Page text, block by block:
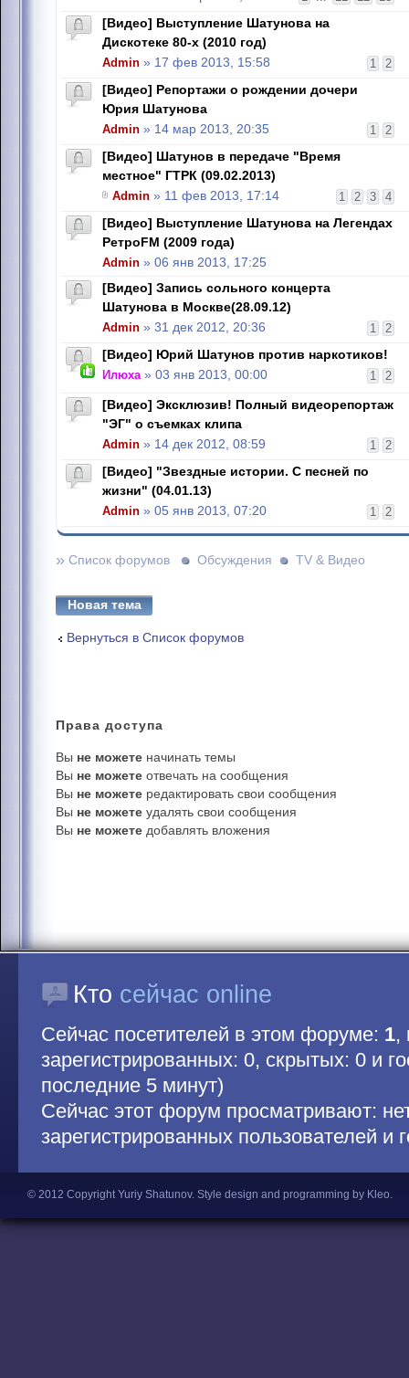
[Видео] Выступление Шатунова на
Дискотеке 80-х (2010 год)
1 2
Admin » 17 фев 2013, 15:58
[Видео] Репортажи о рождении дочери
Юрия Шатунова
1 2
Admin » 14 мар 2013, 20:35
[Видео] Шатунов в передаче "Время
местное" ГТРК (09.02.2013)
1 2 3 4
Admin » 11 фев 2013, 17:14
[Видео] Выступление Шатунова на Легендах
РетроFM (2009 года)
Admin » 06 янв 2013, 17:25
[Видео] Запись сольного концерта
Шатунова в Москве(28.09.12)
1 2
Admin » 31 дек 2012, 20:36
[Видео] Юрий Шатунов против наркотиков!
1 2
Илюха» 03 янв 2013, 00:00
[Видео] Эксклюзив! Полный видеорепортаж
"ЭГ" о съемках клипа
1 2
Admin » 14 дек 2012, 08:59
[Видео] "Звездные истории. С песней по
жизни" (04.01.13)
1 2
Admin » 05 янв 2013, 07:20
» Список форумов Обсуждения TV & Видео
Новая тема
Вернуться в Список форумов
Права доступа
Вы не можете начинать темы
Вы не можете отвечать на сообщения
Вы не можете редактировать свои сообщения
Вы не можете удалять свои сообщения
Вы не можете добавлять вложения
Кто сейчас online
Сейчас посетителей в этом форуме: 1,
зарегистрированных: 0, скрытых: 0 и
последние 5 минут)
Сейчас этот форум просматривают:
зарегистрированных пользователей и
© 2012 Copyright Yuriy Shatunov. Style design and programming by Kleo.